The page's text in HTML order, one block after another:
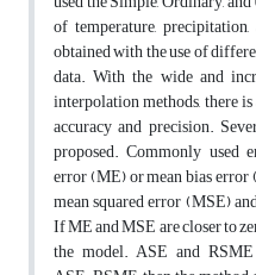
of temperature,
obtained with the use of
data. With the wide and
interpolation methods, there
accuracy and precision.
proposed. Commonly used
error (ME) or mean bias
mean squared error (MSE)
If ME and MSE are closer to
the model. ASE and